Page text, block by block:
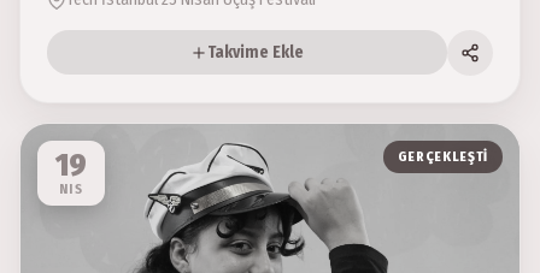
Takvime Ekle
19
NIS
GERÇEKLEŞTI